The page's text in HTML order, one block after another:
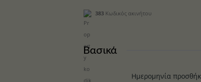
383 Κωδικός ακινήτου
Βασικά
Ημερομηνία